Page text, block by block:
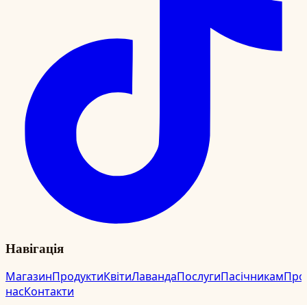
Навігація
МагазинПродуктиКвітиЛавандаПослугиПасічникамПро
насКонтакти